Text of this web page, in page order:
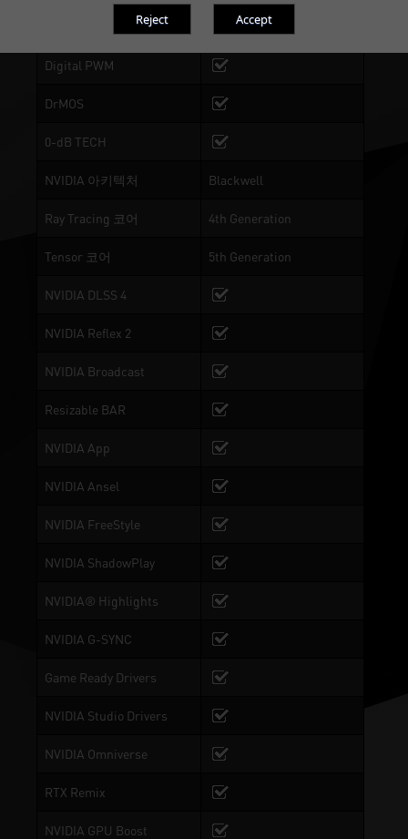
BIOS 1: Performance
Mode, BIOS 2:Silent Mode
Digital PWM
DrMOS
0-dB TECH
NVIDIA 아키텍처 Blackwell
Ray Tracing 코어 4th Generation
Tensor 코어 5th Generation
NVIDIA DLSS 4
NVIDIA Reflex 2
NVIDIA Broadcast
Resizable BAR
NVIDIA App
NVIDIA Ansel
NVIDIA FreeStyle
NVIDIA ShadowPlay
NVIDIA® Highlights
NVIDIA G-SYNC
Game Ready Drivers
NVIDIA Studio Drivers
NVIDIA Omniverse
RTX Remix
NVIDIA GPU Boost